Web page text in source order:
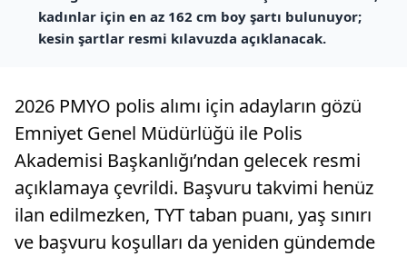
kadınlar için en az 162 cm boy şartı bulunuyor;
kesin şartlar resmi kılavuzda açıklanacak.
2026 PMYO polis alımı için adayların gözü
Emniyet Genel Müdürlüğü ile Polis
Akademisi Başkanlığı’ndan gelecek resmi
açıklamaya çevrildi. Başvuru takvimi henüz
ilan edilmezken, TYT taban puanı, yaş sınırı
ve başvuru koşulları da yeniden gündemde